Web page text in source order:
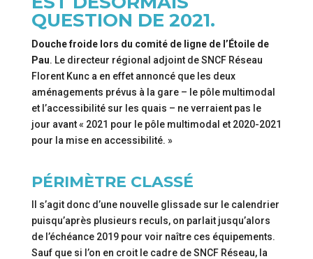
QUESTION DE 2021.
Douche froide lors du comité de ligne de l’Étoile de
Pau. Le directeur régional adjoint de SNCF Réseau
Florent Kunc a en effet annoncé que les deux
aménagements prévus à la gare – le pôle multimodal
et l’accessibilité sur les quais – ne verraient pas le
jour avant « 2021 pour le pôle multimodal et 2020-2021
pour la mise en accessibilité. »
PÉRIMÈTRE CLASSÉ
Il s’agit donc d’une nouvelle glissade sur le calendrier
puisqu’après plusieurs reculs, on parlait jusqu’alors
de l’échéance 2019 pour voir naître ces équipements.
Sauf que si l’on en croit le cadre de SNCF Réseau, la